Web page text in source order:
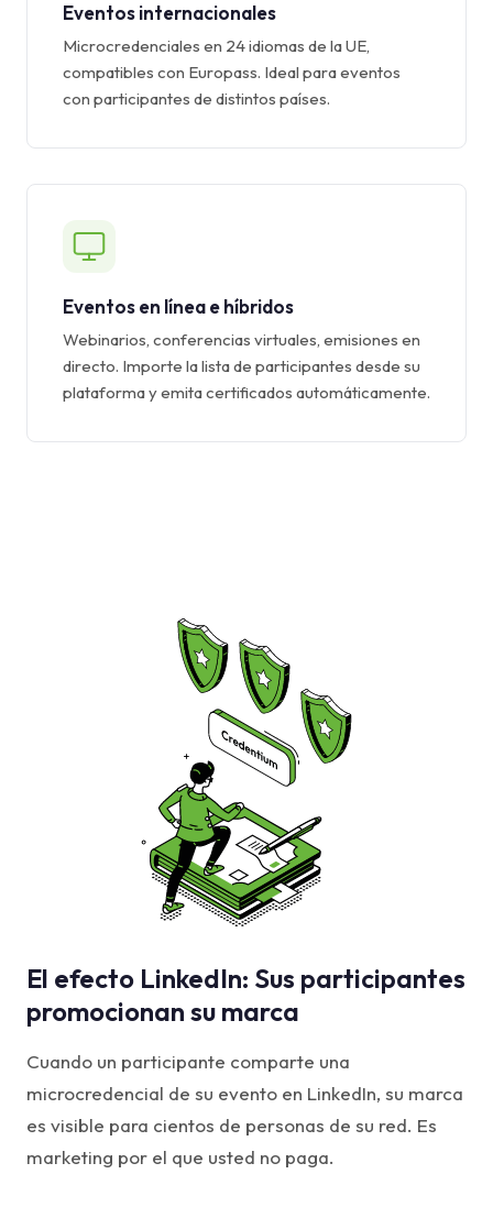
Eventos internacionales
Microcredenciales en 24 idiomas de la UE,
compatibles con Europass. Ideal para eventos
con participantes de distintos países.
Eventos en línea e híbridos
Webinarios, conferencias virtuales, emisiones en
directo. Importe la lista de participantes desde su
plataforma y emita certificados automáticamente.
El efecto LinkedIn: Sus participantes
promocionan su marca
Cuando un participante comparte una
microcredencial de su evento en LinkedIn, su marca
es visible para cientos de personas de su red. Es
marketing por el que usted no paga.